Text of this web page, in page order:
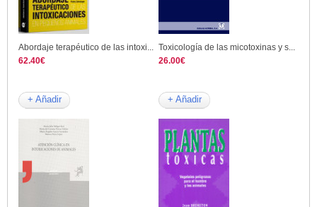
Abordaje terapéutico de las intoxi...
62.40€
+ Añadir
Toxicología de las micotoxinas y s...
26.00€
+ Añadir